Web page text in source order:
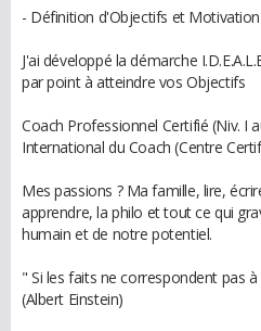
- Définition d'Objectifs et Motivation
J'ai développé la démarche
par point à atteindre vos Objectifs
Coach Professionnel Certifié (Niv. I
International du Coach (Centre
Mes passions ? Ma famille, lire,
apprendre, la philo et tout ce qui
humain et de notre potentiel.
" Si les faits ne correspondent pas
(Albert Einstein)